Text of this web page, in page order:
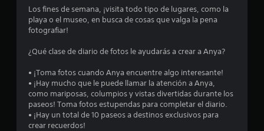
i
:
4
.
Los fines de semana, ¡visita todo tipo de lugares, como la
playa o el museo, en busca de cosas que valga la pena
fotografiar!
¿Qué clase de diario de fotos le ayudarás a crear a Anya?
• ¡Toma fotos cuando Anya encuentre algo interesante!
• ¡Hay mucho que le puede llamar la atención a Anya,
como mariposas, columpios y vistas divertidas durante los
paseos! Toma fotos estupendas para completar el diario.
• ¡Hay un total de 10 paseos a destinos exclusivos para
crear recuerdos!